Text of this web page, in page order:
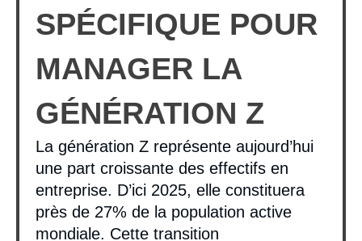
SPÉCIFIQUE POUR
MANAGER LA
GÉNÉRATION Z
La génération Z représente aujourd’hui
une part croissante des effectifs en
entreprise. D’ici 2025, elle constituera
près de 27% de la population active
mondiale. Cette transition